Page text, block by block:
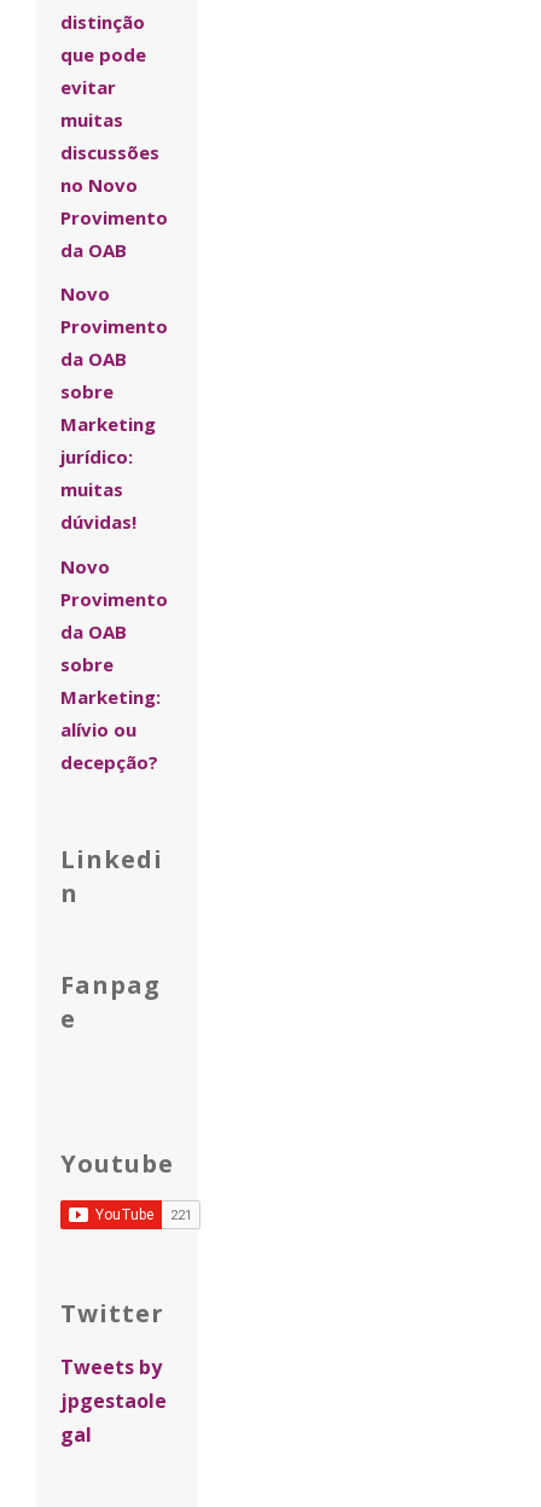
distinção
que pode
evitar
muitas
discussões
no Novo
Provimento
da OAB
Novo
Provimento
da OAB
sobre
Marketing
jurídico:
muitas
dúvidas!
Novo
Provimento
da OAB
sobre
Marketing:
alívio ou
decepção?
Linkedi
n
Fanpag
e
Youtube
Twitter
Tweets by
jpgestaole
gal